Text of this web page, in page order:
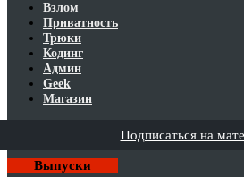
Взлом
Приватность
Трюки
Кодинг
Админ
Geek
Магазин
Подписаться на
Выпуски